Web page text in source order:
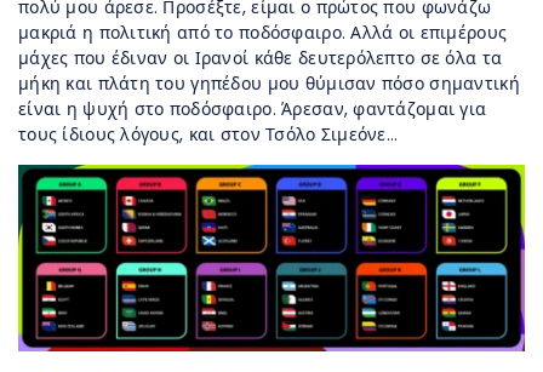
πολύ μου άρεσε. Προσέξτε, είμαι ο πρώτος που φωνάζω
μακριά η πολιτική από το ποδόσφαιρο. Αλλά οι επιμέρους
μάχες που έδιναν οι Ιρανοί κάθε δευτερόλεπτο σε όλα τα
μήκη και πλάτη του γηπέδου μου θύμισαν πόσο σημαντική
είναι η ψυχή στο ποδόσφαιρο. Άρεσαν, φαντάζομαι για
τους ίδιους λόγους, και στον Τσόλο Σιμεόνε…